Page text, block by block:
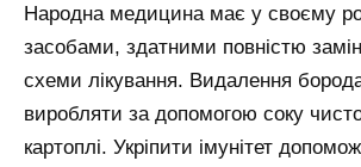
Народна медицина має у своєму
засобами, здатними повністю
схеми лікування. Видалення
виробляти за допомогою соку
картоплі. Укріпити імунітет